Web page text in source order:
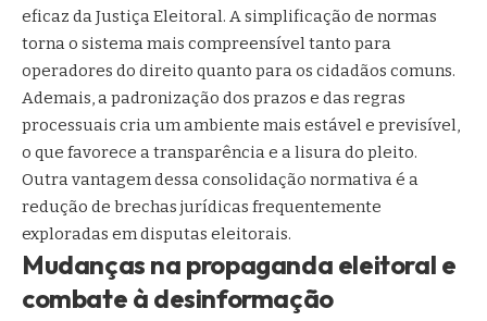
eficaz da Justiça Eleitoral. A simplificação de normas
torna o sistema mais compreensível tanto para
operadores do direito quanto para os cidadãos comuns.
Ademais, a padronização dos prazos e das regras
processuais cria um ambiente mais estável e previsível,
o que favorece a transparência e a lisura do pleito.
Outra vantagem dessa consolidação normativa é a
redução de brechas jurídicas frequentemente
exploradas em disputas eleitorais.
Mudanças na propaganda eleitoral e
combate à desinformação